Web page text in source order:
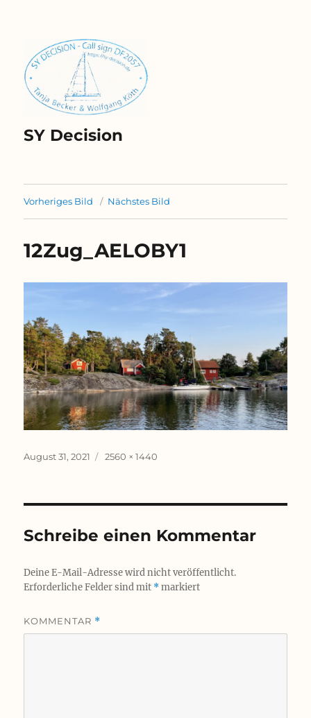
SY Decision
Vorheriges Bild Nächstes Bild
12Zug_AELOBY1
Veröffentlicht
August 31, 2021 Originalgröße
2560 × 1440
Schreibe einen Kommentar
Deine E-Mail-Adresse wird nicht veröffentlicht.
Erforderliche Felder sind mit *markiert
KOMMENTAR *